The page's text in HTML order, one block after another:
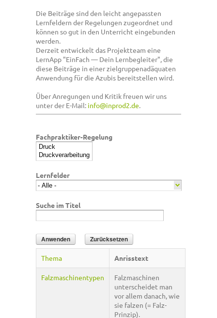
Die Beiträge sind den leicht angepassten
Lernfeldern der Regelungen zugeordnet und
können so gut in den Unterricht eingebunden
werden.
Derzeit entwickelt das Projektteam eine
LernApp "EinFach — Dein Lernbegleiter", die
diese Beiträge in einer zielgruppenadäquaten
Anwendung für die Azubis bereitstellen wird.
Über Anregungen und Kritik freuen wir uns
unter der E-Mail: info@inprod2.de.
Fachpraktiker-Regelung
Lernfelder
Suche im Titel
Thema Anrisstext
Falzmaschinentypen
Falzmaschinen
unterscheidet man
vor allem danach, wie
sie falzen (= Falz-
Prinzip).